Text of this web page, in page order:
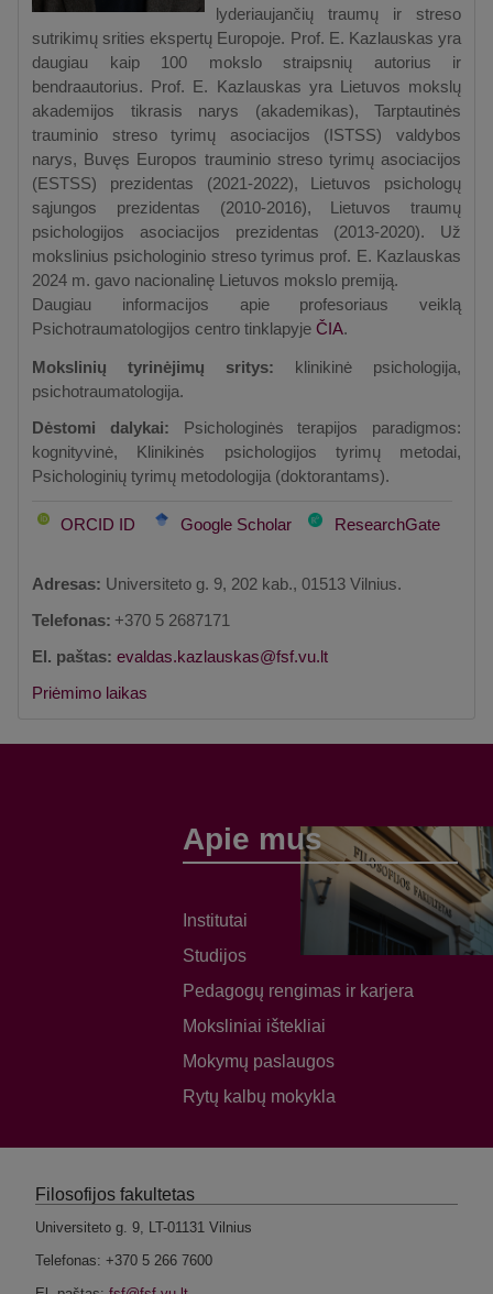
lyderiaujančių traumų ir streso
sutrikimų srities ekspertų Europoje. Prof. E. Kazlauskas yra
daugiau kaip 100 mokslo straipsnių autorius ir
bendraautorius. Prof. E. Kazlauskas yra Lietuvos mokslų
akademijos tikrasis narys (akademikas), Tarptautinės
trauminio streso tyrimų asociacijos (ISTSS) valdybos
narys, Buvęs Europos trauminio streso tyrimų asociacijos
(ESTSS) prezidentas (2021-2022), Lietuvos psichologų
sąjungos prezidentas (2010-2016), Lietuvos traumų
psichologijos asociacijos prezidentas (2013-2020). Už
mokslinius psichologinio streso tyrimus prof. E. Kazlauskas
2024 m. gavo nacionalinę Lietuvos mokslo premiją.
Daugiau informacijos apie profesoriaus veiklą
Psichotraumatologijos centro tinklapyje ČIA.
Mokslinių tyrinėjimų sritys: klinikinė psichologija,
psichotraumatologija.
Dėstomi dalykai: Psichologinės terapijos paradigmos:
kognityvinė, Klinikinės psichologijos tyrimų metodai,
Psichologinių tyrimų metodologija (doktorantams).
ORCID ID Google Scholar ResearchGate
Adresas: Universiteto g. 9, 202 kab., 01513 Vilnius.
Telefonas: +370 5 2687171
El. paštas: e
Priėmimo laikas
Apie mus
Institutai
Studijos
Pedagogų rengimas ir karjera
Moksliniai ištekliai
Mokymų paslaugos
Rytų kalbų mokykla
Filosofijos fakultetas
Universiteto g. 9, LT-01131 Vilnius
Telefonas: +370 5 266 7600